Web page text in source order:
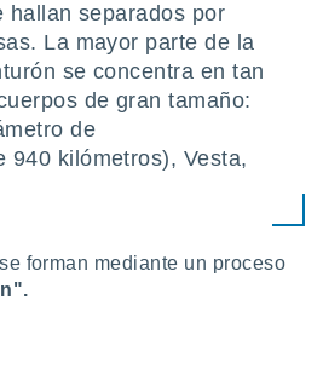
hallan separados por
La mayor parte de la
se concentra en tan
de gran tamaño:
de
940 kilómetros), Vesta,
forman mediante un proceso